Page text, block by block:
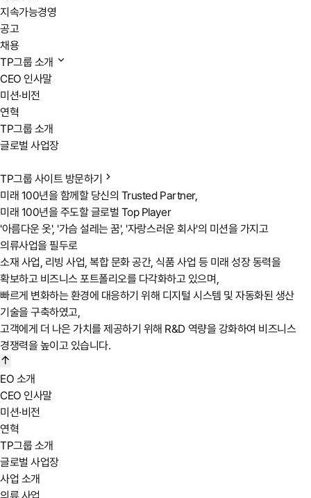
지속가능경영
공고
채용
TP그룹 소개
CEO 인사말
미션·비전
연혁
TP그룹 소개
글로벌 사업장
TP그룹 사이트 방문하기
미래 100년을 함께할 당신의 Trusted Partner,
미래 100년을 주도할 글로벌 Top Player
'아름다운 옷', '가슴 설레는 꿈', '자랑스러운 회사'의 미션을 가지고
의류사업을 필두로
소재 사업, 리빙 사업, 복합 문화 공간, 식품 사업 등 미래 성장 동력을
확보하고 비즈니스 포트폴리오를 다각화하고 있으며,
빠르게 변화하는 환경에 대응하기 위해 디지털 시스템 및 자동화된 생산
기술을 구축하였고,
고객에게 더 나은 가치를 제공하기 위해 R&D 역량을 강화하여 비즈니스
경쟁력을 높이고 있습니다.
EO 소개
CEO 인사말
미션·비전
연혁
TP그룹 소개
글로벌 사업장
사업 소개
의류 사업